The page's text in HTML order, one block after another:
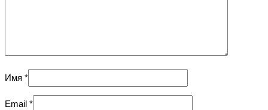
Имя *
Email *